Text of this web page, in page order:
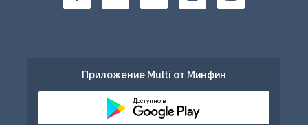
Приложение Multi от Минфин
Доступно в